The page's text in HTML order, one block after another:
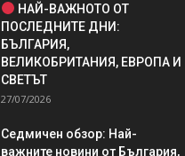
НАЙ-ВАЖНОТО ОТ
ПОСЛЕДНИТЕ ДНИ:
БЪЛГАРИЯ,
ВЕЛИКОБРИТАНИЯ, ЕВРОПА И
СВЕТЪТ
27/07/2026
Седмичен обзор: Най-
важните новини от България,